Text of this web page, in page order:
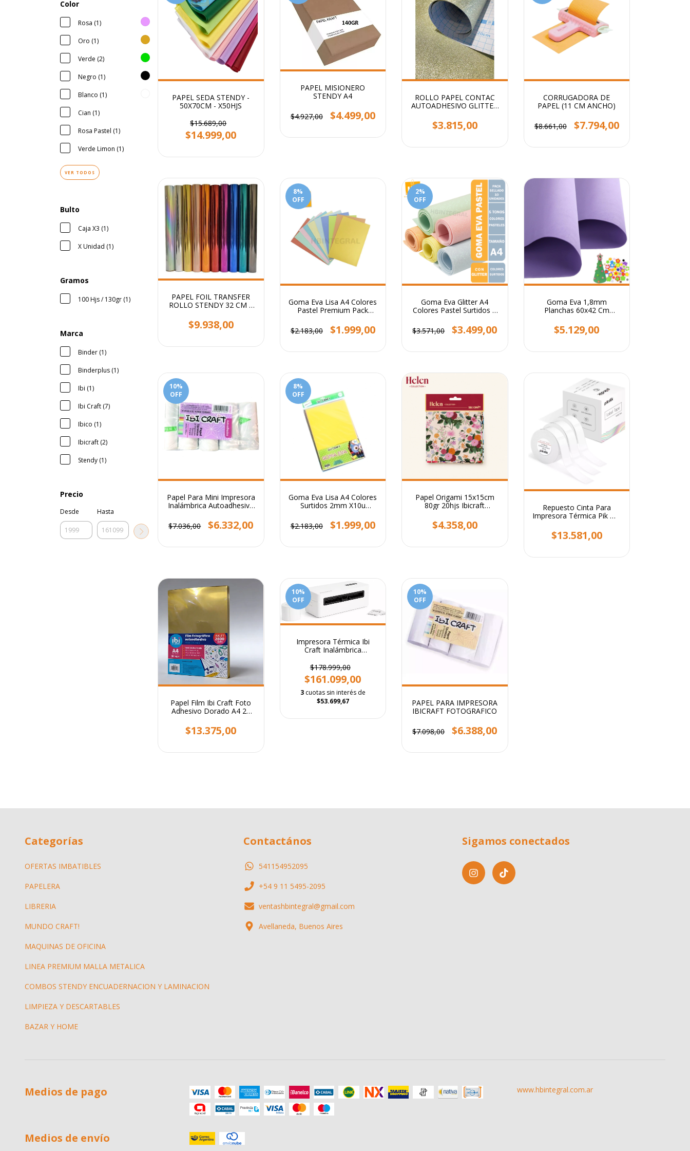
Color
Rosa (1)
Oro (1)
Verde (2)
Negro (1)
Blanco (1)
Cian (1)
Rosa Pastel (1)
Verde Limon (1)
VER TODOS
Bulto
Caja X3 (1)
X Unidad (1)
Gramos
100 Hjs / 130gr (1)
Marca
Binder (1)
Binderplus (1)
Ibi (1)
Ibi Craft (7)
Ibico (1)
Ibicraft (2)
Stendy (1)
Precio
Desde Hasta
PAPEL SEDA STENDY -
50X70CM - X50HJS
$15.689,00
$14.999,00
PAPEL MISIONERO
STENDY A4
$4.927,00 $4.499,00
ROLLO PAPEL CONTAC
AUTOADHESIVO GLITTER
$3.815,00
CORRUGADORA DE
PAPEL (11 CM ANCHO)
$8.661,00 $7.794,00
PAPEL FOIL TRANSFER
ROLLO STENDY 32 CM X
$9.938,00
8%
OFF
Goma Eva Lisa A4 Colores
Pastel Premium Pack
$2.183,00
$1.999,00
2%
OFF
Goma Eva Glitter A4
Colores Pastel Surtidos 5
$3.571,00
$3.499,00
Goma Eva 1,8mm
Planchas 60x42 Cm
$5.129,00
10%
OFF
Papel Para Mini Impresora
Inalámbrica Autoadhesivo
$7.036,00
$6.332,00
8%
OFF
Goma Eva Lisa A4 Colores
Surtidos 2mm X10u
$2.183,00
$1.999,00
Papel Origami 15x15cm
80gr 20hjs Ibicraft
$4.358,00
Repuesto Cinta Para
Impresora Térmica Pik Dik
$13.581,00
Papel Film Ibi Craft Foto
Adhesivo Dorado A4 20
$13.375,00
10%
OFF
Impresora Térmica Ibi
Craft Inalámbrica
$178.999,00
$161.099,00
3 cuotas sin interés de
$53.699,67
10%
OFF
PAPEL PARA IMPRESORA
IBICRAFT FOTOGRAFICO
$7.098,00 $6.388,00
Categorías
OFERTAS IMBATIBLES
PAPELERA
LIBRERIA
MUNDO CRAFT!
MAQUINAS DE OFICINA
LINEA PREMIUM MALLA METALICA
COMBOS STENDY ENCUADERNACION Y LAMINACION
LIMPIEZA Y DESCARTABLES
BAZAR Y HOME
Contactános
541154952095
+54 9 11 5495-2095
ventashbintegral@gmail.com
Avellaneda, Buenos Aires
Sigamos conectados
Medios de pago
Medios de envío
www.hbintegral.com.ar